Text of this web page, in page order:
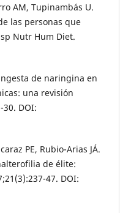
AM, Tupinambás U.
las personas que
Nutr Hum Diet.
de naringina en
una revisión
30. DOI:
PE, Rubio-Arias JÁ.
de élite:
47. DOI: